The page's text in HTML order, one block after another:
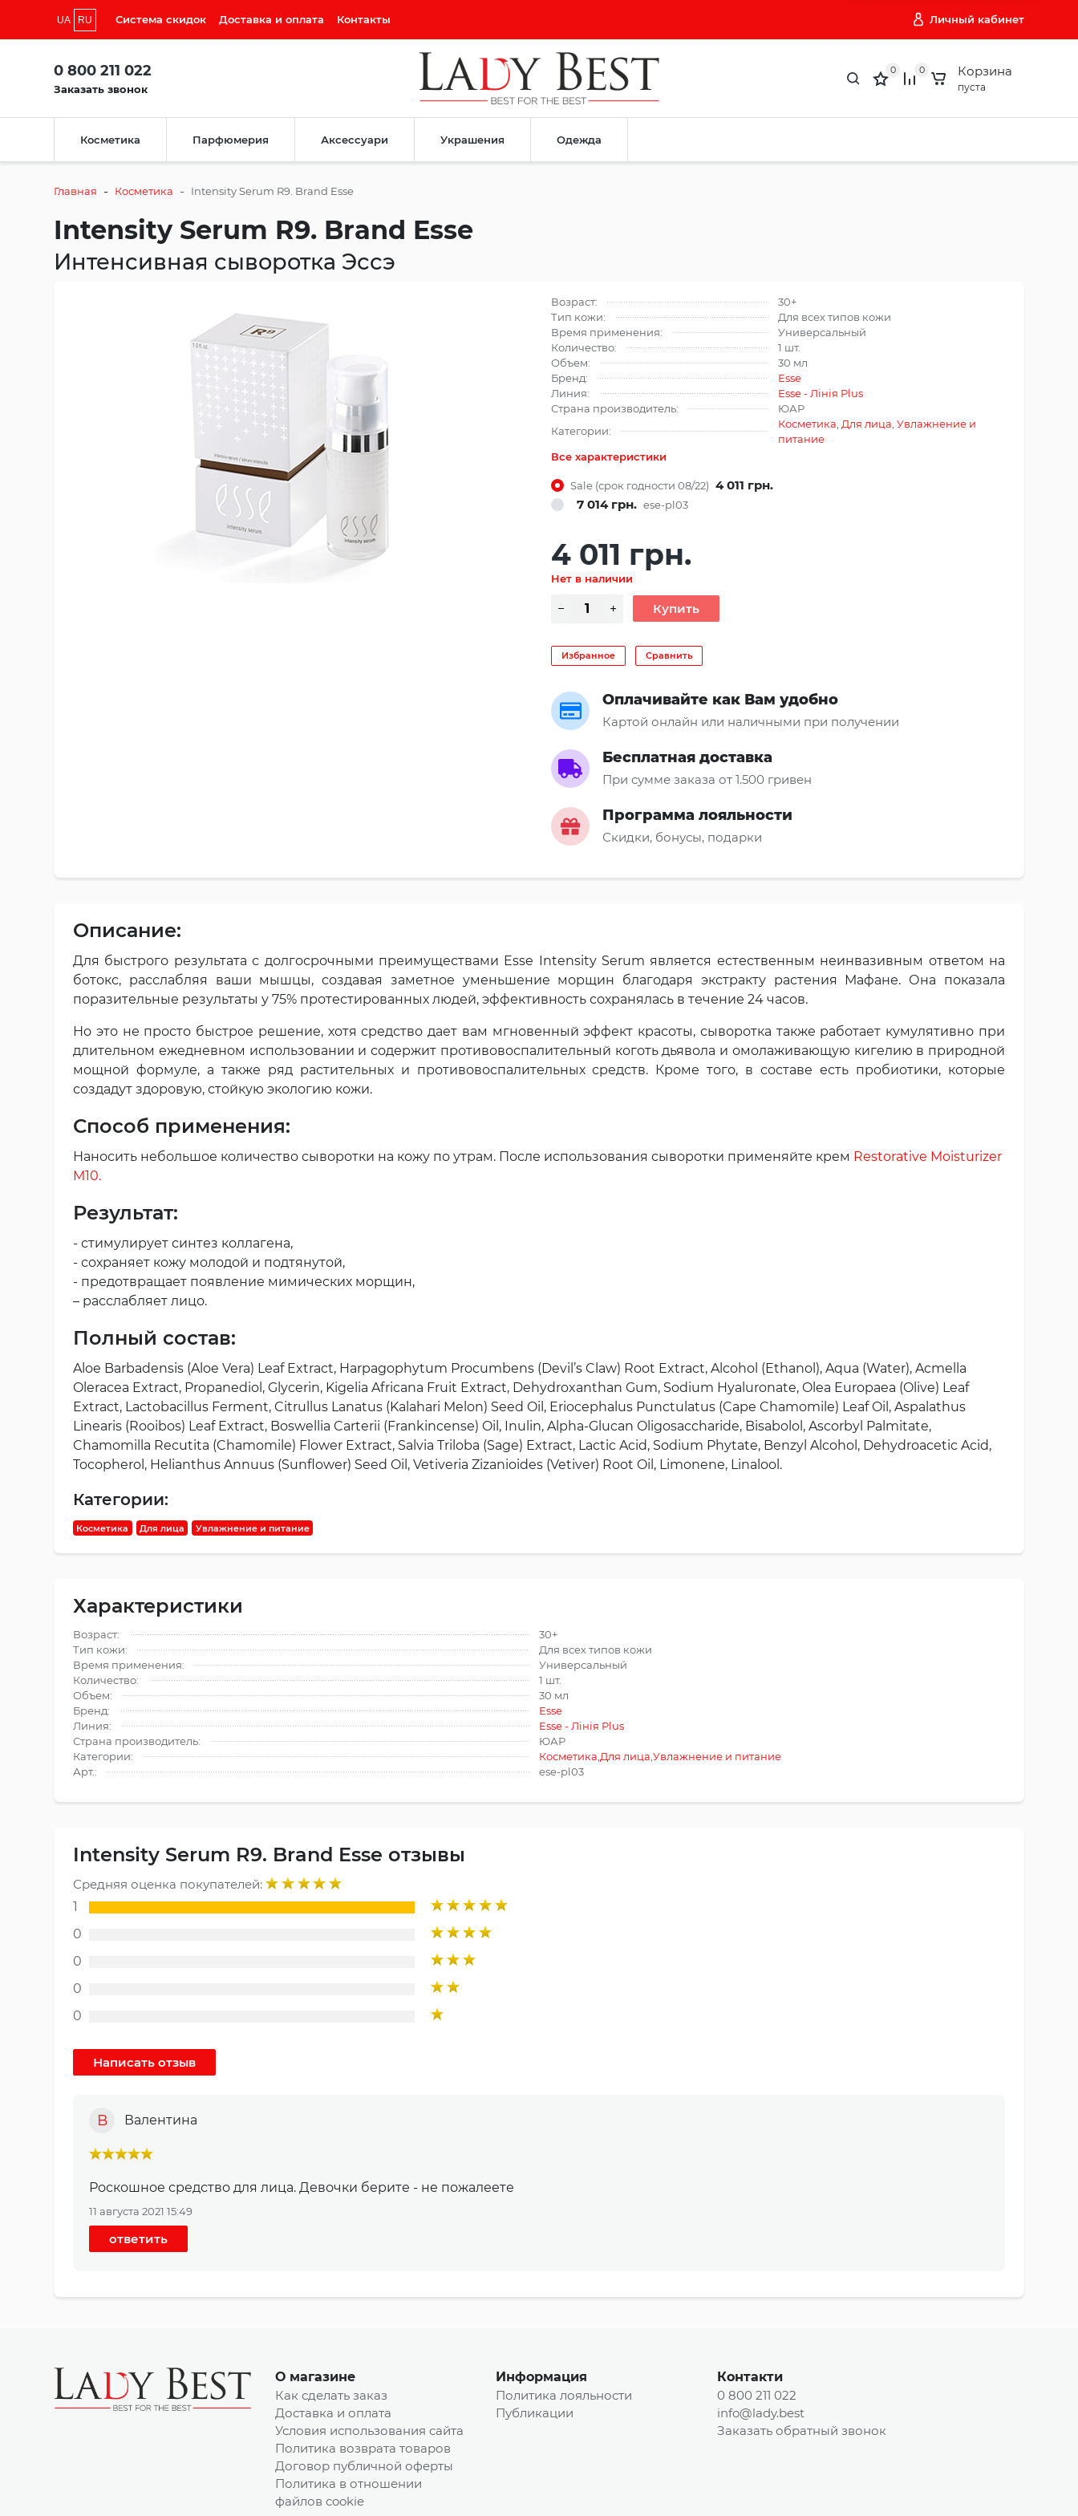
UA RU Система скидок Доставка и оплата Контакты Личный кабинет
0 800 211 022
Заказать звонок
0 0 Корзина
пуста
Косметика Парфюмерия Аксессуари Украшения Одежда
Главная - Косметика - Intensity Serum R9. Brand Esse
Intensity Serum R9. Brand Esse
Интенсивная сыворотка Эссэ
Возраст:
30+
Тип кожи:
Для всех типов кожи
Время применения:
Универсальный
Количество:
1 шт.
Объем:
30 мл
Бренд:
Esse
Линия:
Esse - Лінія Plus
Страна производитель:
ЮАР
Категории:
Косметика Для лица Увлажнение и
питание
Все характеристики
Sale (срок годности 08/22) 4 011 грн.
7 014 грн. ese-pl03
4 011 грн.
Нет в наличии
Избранное Сравнить
Оплачивайте как Вам удобно
Картой онлайн или наличными при получении
Бесплатная доставка
При сумме заказа от 1.500 гривен
Программа лояльности
Скидки, бонусы, подарки
Описание:
Для быстрого результата с долгосрочными преимуществами Esse Intensity Serum является естественным неинвазивным ответом на
ботокс, расслабляя ваши мышцы, создавая заметное уменьшение морщин благодаря экстракту растения Мафане. Она показала
поразительные результаты у 75% протестированных людей, эффективность сохранялась в течение 24 часов.
Но это не просто быстрое решение, хотя средство дает вам мгновенный эффект красоты, сыворотка также работает кумулятивно при
длительном ежедневном использовании и содержит противовоспалительный коготь дьявола и омолаживающую кигелию в природной
мощной формуле, а также ряд растительных и противовоспалительных средств. Кроме того, в составе есть пробиотики, которые
создадут здоровую, стойкую экологию кожи.
Способ применения:
Наносить небольшое количество сыворотки на кожу по утрам. После использования сыворотки применяйте крем Restorative Moisturizer
M10.
Результат:
- стимулирует синтез коллагена,
- сохраняет кожу молодой и подтянутой,
- предотвращает появление мимических морщин,
– расслабляет лицо.
Полный состав:
Aloe Barbadensis (Aloe Vera) Leaf Extract, Harpagophytum Procumbens (Devil’s Claw) Root Extract, Alcohol (Ethanol), Aqua (Water), Acmella
Oleracea Extract, Propanediol, Glycerin, Kigelia Africana Fruit Extract, Dehydroxanthan Gum, Sodium Hyaluronate, Olea Europaea (Olive) Leaf
Extract, Lactobacillus Ferment, Citrullus Lanatus (Kalahari Melon) Seed Oil, Eriocephalus Punctulatus (Cape Chamomile) Leaf Oil, Aspalathus
Linearis (Rooibos) Leaf Extract, Boswellia Carterii (Frankincense) Oil, Inulin, Alpha-Glucan Oligosaccharide, Bisabolol, Ascorbyl Palmitate,
Chamomilla Recutita (Chamomile) Flower Extract, Salvia Triloba (Sage) Extract, Lactic Acid, Sodium Phytate, Benzyl Alcohol, Dehydroacetic Acid,
Tocopherol, Helianthus Annuus (Sunflower) Seed Oil, Vetiveria Zizanioides (Vetiver) Root Oil, Limonene, Linalool.
Категории:
Косметика Для лица Увлажнение и питание
Характеристики
Возраст:
30+
Тип кожи:
Для всех типов кожи
Время применения:
Универсальный
Количество:
1 шт.
Объем:
30 мл
Бренд:
Esse
Линия:
Esse - Лінія Plus
Страна производитель:
ЮАР
Категории:
Косметика,Для лица,Увлажнение и питание
Арт.:
ese-pl03
Intensity Serum R9. Brand Esse отзывы
Средняя оценка покупателей:
1
0
0
0
0
В Валентина
Роскошное средство для лица. Девочки берите - не пожалеете
11 августа 2021 15:49
ответить
О магазине
Как сделать заказ
Доставка и оплата
Условия использования сайта
Политика возврата товаров
Договор публичной оферты
Политика в отношении
файлов cookie
Информация
Политика лояльности
Публикации
Контакти
0 800 211 022
info@lady.best
Заказать обратный звонок